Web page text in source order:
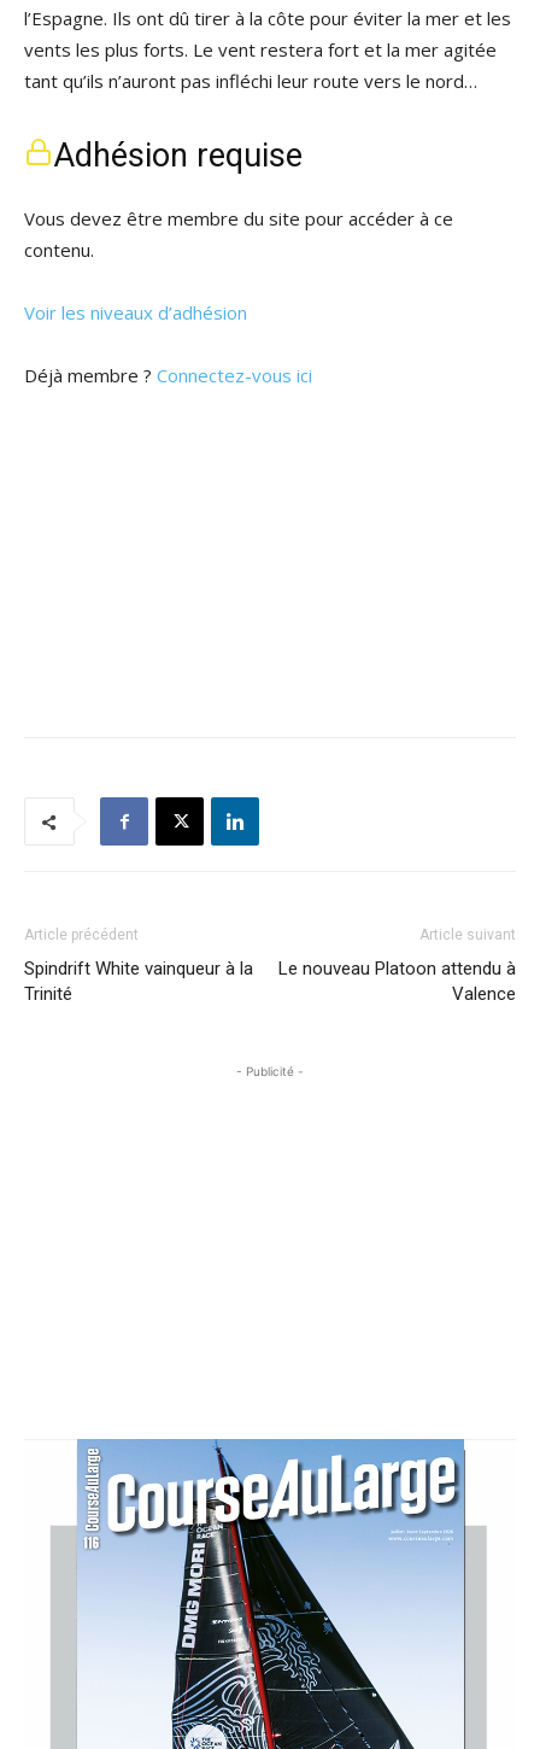
l’Espagne. Ils ont dû tirer à la côte pour éviter la mer et les
vents les plus forts. Le vent restera fort et la mer agitée
tant qu’ils n’auront pas infléchi leur route vers le nord…
Adhésion requise
Vous devez être membre du site pour accéder à ce
contenu.
Voir les niveaux d’adhésion
Déjà membre ? Connectez-vous ici
Article précédent
Spindrift White vainqueur à la
Trinité
Article suivant
Le nouveau Platoon attendu à
Valence
- Publicité -